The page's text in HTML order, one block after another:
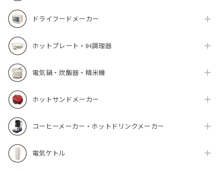
ドライフードメーカー
ホットプレート・IH調理器
電気鍋・炊飯器・精米機
ホットサンドメーカー
コーヒーメーカー・ホットドリンクメーカー
電気ケトル